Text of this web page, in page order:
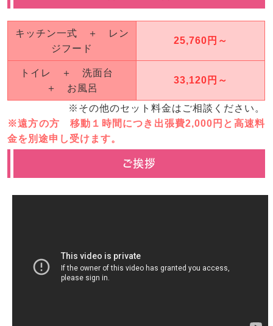
キッチン一式 ＋ レン
ジフード
25,760円～
トイレ ＋ 洗面台
＋ お風呂
33,120円～
※その他のセット料金はご相談ください。
※遠方の方 移動１時間につき出張費2,000円と高速料
金を別途申し受けます。
ご挨拶